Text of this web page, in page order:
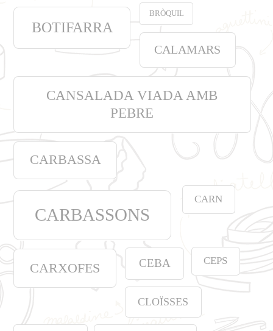
BOTIFARRA
BRÒQUIL
CALAMARS
CANSALADA VIADA AMB
PEBRE
CARBASSA
CARBASSONS
CARN
CARXOFES CEBA CEPS
CLOÏSSES